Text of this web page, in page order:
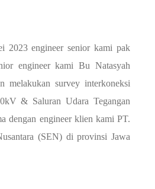
2023 engineer senior kami pak
engineer kami Bu Natasyah
melakukan survey interkoneksi
& Saluran Udara Tegangan
dengan engineer klien kami PT.
(SEN) di provinsi Jawa